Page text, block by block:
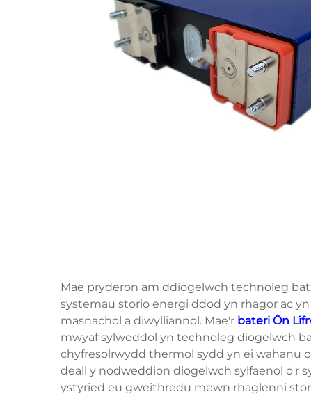
Mae pryderon am ddiogelwch technoleg
systemau storio energi ddod yn rhagor ac
masnachol a diwylliannol. Mae'r bateri Ôn
mwyaf sylweddol yn technoleg diogelwch
chyfresolrwydd thermol sydd yn ei wahanu
deall y nodweddion diogelwch sylfaenol o'r
ystyried eu gweithredu mewn rhaglenni